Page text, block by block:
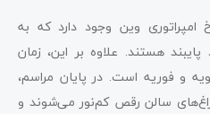
وین وجود دارد که به
هستند. علاوه‌ بر‌ این، زمان
و فوریه است. در پایان مراسم،
سالن رقص کم‌نور می‌شوند و